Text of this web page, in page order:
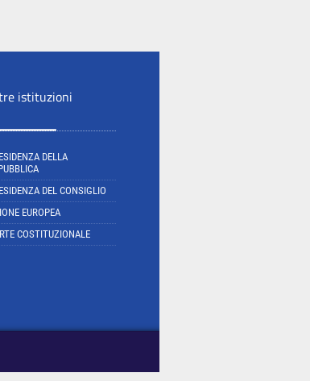
istituzioni
DELLA
DEL CONSIGLIO
EUROPEA
COSTITUZIONALE